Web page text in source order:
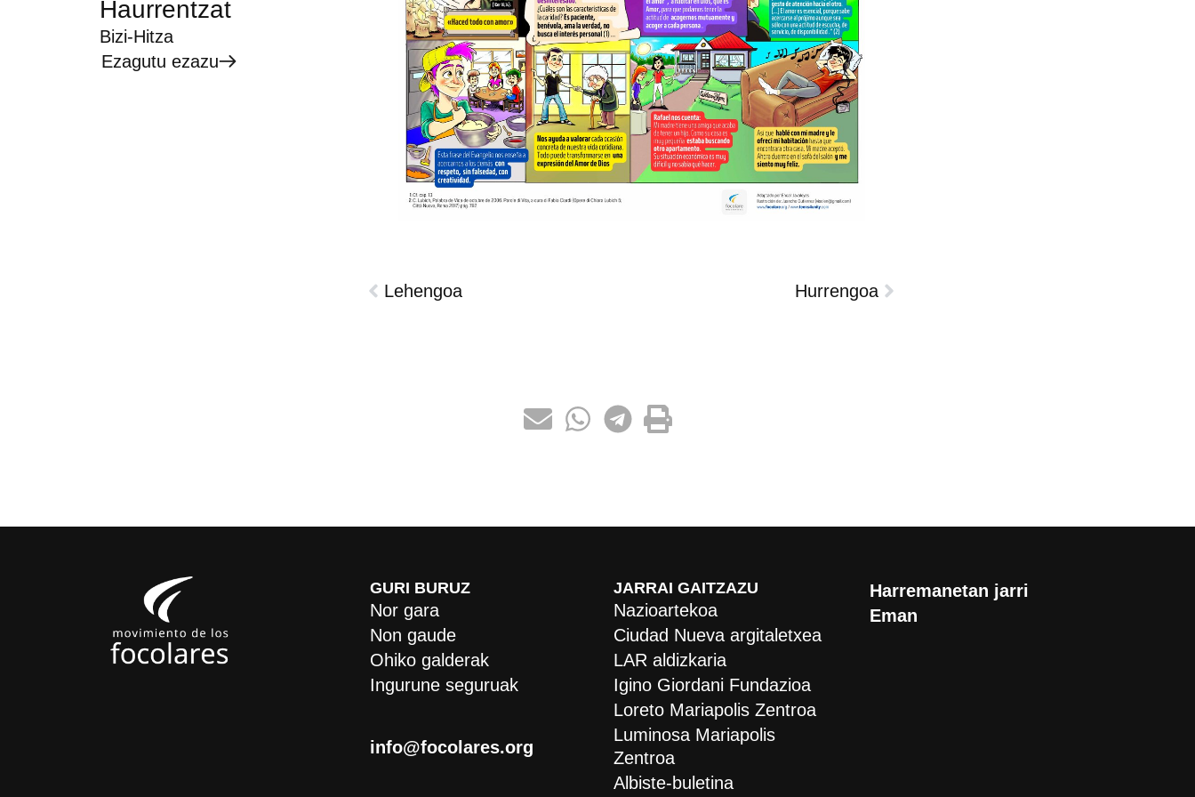
Haurrentzat
Bizi-Hitza
Ezagutu ezazu
Lehengoa Hurrengoa
GURI BURUZ
Nor gara
Non gaude
Ohiko galderak
Ingurune seguruak
info@focolares.org
JARRAI GAITZAZU
Nazioartekoa
Ciudad Nueva argitaletxea
LAR aldizkaria
Igino Giordani Fundazioa
Loreto Mariapolis Zentroa
Luminosa Mariapolis
Zentroa
Albiste-buletina
Harremanetan jarri
Eman